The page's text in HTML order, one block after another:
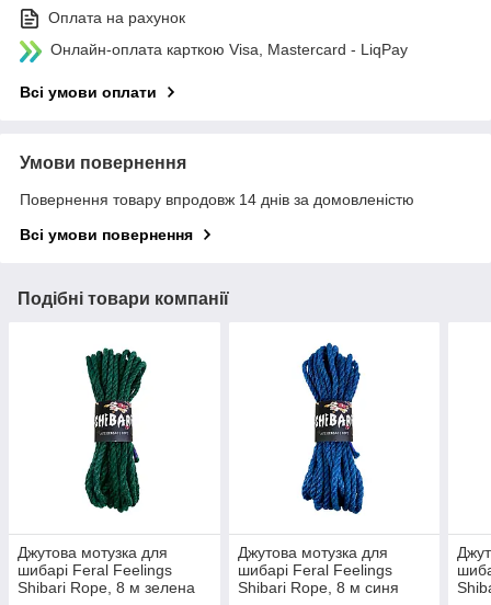
Оплата на рахунок
Онлайн-оплата карткою Visa, Mastercard - LiqPay
Всі умови оплати
Умови повернення
Повернення товару впродовж 14 днів за домовленістю
Всі умови повернення
Подібні товари компанії
Джутова мотузка для
шибарі Feral Feelings
Shibari Rope, 8 м зелена
Джутова мотузка для
шибарі Feral Feelings
Shibari Rope, 8 м синя